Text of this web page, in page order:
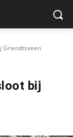
Griendtsveen
bij